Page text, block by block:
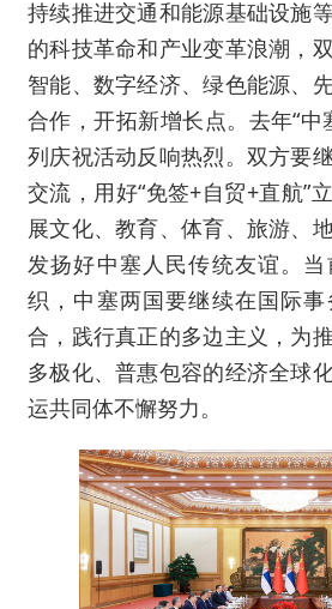
持续推进交通和能源基础设施
的科技革命和产业变革浪潮，
智能、数字经济、绿色能源、
合作，开拓新增长点。去年“中
列庆祝活动反响热烈。双方要
交流，用好“免签+自贸+直航”
展文化、教育、体育、旅游、
发扬好中塞人民传统友谊。
织，中塞两国要继续在国际
合，践行真正的多边主义，为
多极化、普惠包容的经济全球
运共同体不懈努力。